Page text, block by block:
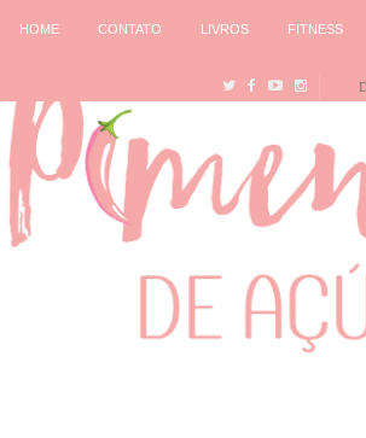
HOME CONTATO LIVROS FITNESS